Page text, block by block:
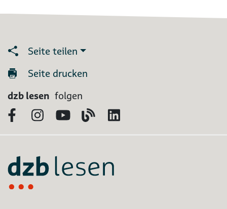
Seite teilen
Seite drucken
dzb lesen folgen
FacebookInstagram
YouTubeBlog